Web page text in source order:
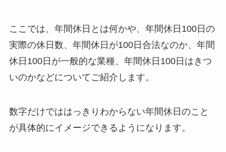
ここでは、年間休日とは何かや、年間休日100日の
実際の休日数、年間休日が100日合法なのか、年間
休日100日が一般的な業種、年間休日100日はきつ
いのかなどについてご紹介します。
数字だけでははっきりわからない年間休日のこと
が具体的にイメージできるようになります。